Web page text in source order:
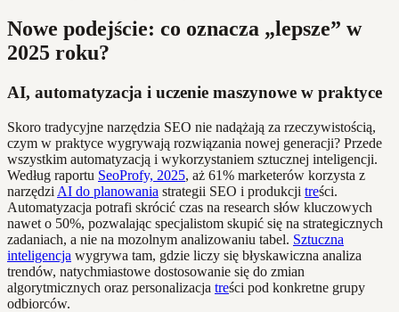
Nowe podejście: co oznacza „lepsze” w
2025 roku?
AI, automatyzacja i uczenie maszynowe w praktyce
Skoro tradycyjne narzędzia SEO nie nadążają za rzeczywistością,
czym w praktyce wygrywają rozwiązania nowej generacji? Przede
wszystkim automatyzacją i wykorzystaniem sztucznej inteligencji.
Według raportu SeoProfy, 2025, aż 61% marketerów korzysta z
narzędzi AI do planowania strategii SEO i produkcji treści.
Automatyzacja potrafi skrócić czas na research słów kluczowych
nawet o 50%, pozwalając specjalistom skupić się na strategicznych
zadaniach, a nie na mozolnym analizowaniu tabel. Sztuczna
inteligencja wygrywa tam, gdzie liczy się błyskawiczna analiza
trendów, natychmiastowe dostosowanie się do zmian
algorytmicznych oraz personalizacja treści pod konkretne grupy
odbiorców.